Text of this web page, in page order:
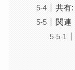
共有:
関連